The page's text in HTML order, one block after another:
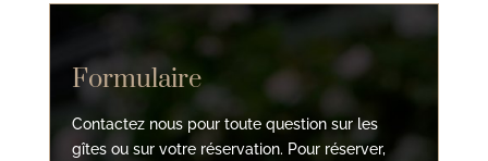
Formulaire
Contactez nous pour toute question sur les
gîtes ou sur votre réservation. Pour réserver,